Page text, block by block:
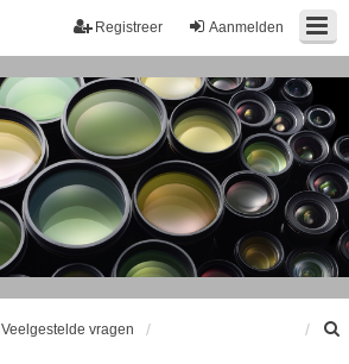
Aanmelden
Registreer
Veelgestelde vragen